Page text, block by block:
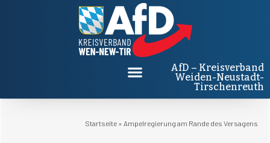
AfD – Kreisverband
Weiden-Neustadt-
Tirschenreuth
Startseite » Ampelregierung am Rande des Versagens